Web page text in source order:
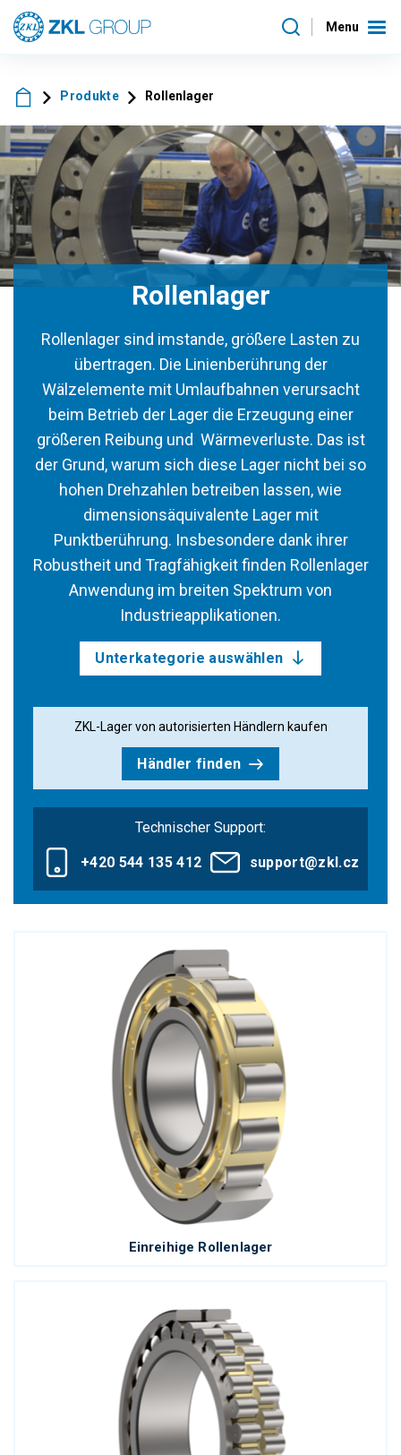
Menu
Produkte Rollenlager
Rollenlager
Rollenlager sind imstande, größere Lasten zu
übertragen. Die Linienberührung der
Wälzelemente mit Umlaufbahnen verursacht
beim Betrieb der Lager die Erzeugung einer
größeren Reibung und Wärmeverluste. Das ist
der Grund, warum sich diese Lager nicht bei so
hohen Drehzahlen betreiben lassen, wie
dimensionsäquivalente Lager mit
Punktberührung. Insbesondere dank ihrer
Robustheit und Tragfähigkeit finden Rollenlager
Anwendung im breiten Spektrum von
Industrieapplikationen.
Unterkategorie auswählen
ZKL-Lager von autorisierten Händlern kaufen
Händler finden
Technischer Support:
+420 544 135 412 support@zkl.cz
Einreihige Rollenlager